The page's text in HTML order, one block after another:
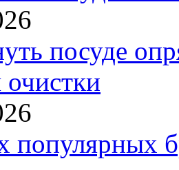
посуде
популярных